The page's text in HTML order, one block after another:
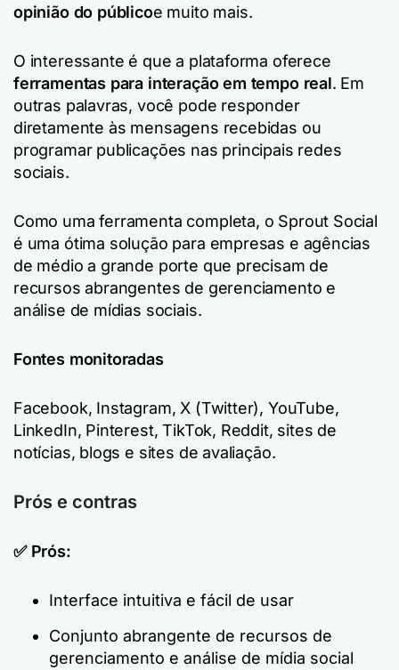
opinião do públicoe muito mais.
O interessante é que a plataforma oferece
ferramentas para interação em tempo real. Em
outras palavras, você pode responder
diretamente às mensagens recebidas ou
programar publicações nas principais redes
sociais.
Como uma ferramenta completa, o Sprout Social
é uma ótima solução para empresas e agências
de médio a grande porte que precisam de
recursos abrangentes de gerenciamento e
análise de mídias sociais.
Fontes monitoradas
Facebook, Instagram, X (Twitter), YouTube,
LinkedIn, Pinterest, TikTok, Reddit, sites de
notícias, blogs e sites de avaliação.
Prós e contras
✅ Prós:
Interface intuitiva e fácil de usar
Conjunto abrangente de recursos de
gerenciamento e análise de mídia social